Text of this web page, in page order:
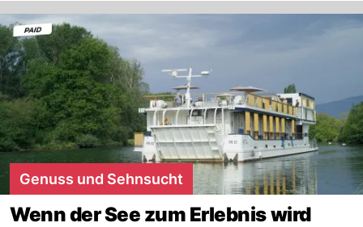
Genuss und Sehnsucht
Wenn der See zum Erlebnis wird